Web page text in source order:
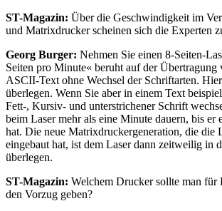
ST-Magazin: Über die Geschwindigkeit im
und Matrixdrucker scheinen sich die Experten
Georg Burger: Nehmen Sie einen 8-Seiten-
Seiten pro Minute« beruht auf der Übertragung
ASCII-Text ohne Wechsel der Schriftarten.
überlegen. Wenn Sie aber in einem Text
Fett-, Kursiv- und unterstrichener Schrift
beim Laser mehr als eine Minute dauern, bis er
hat. Die neue Matrixdruckergeneration, die die
eingebaut hat, ist dem Laser dann zeitweilig in
überlegen.
ST-Magazin: Welchem Drucker sollte man für
den Vorzug geben?